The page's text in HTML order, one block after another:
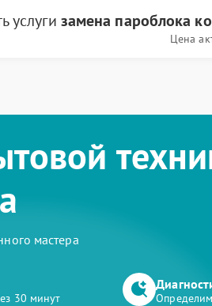
услуги замена пароблока
Цена
мастера
30 минут